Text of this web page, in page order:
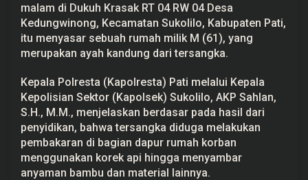
i
S
u
k
o
l
D
i
t
a
h
a
n
d
malam di Dukuh Krasak RT 04 RW 04 Desa
Kedungwinong, Kecamatan Sukolilo, Kabupaten Pati,
itu menyasar sebuah rumah milik M (61), yang
merupakan ayah kandung dari tersangka.
Kepala Polresta (Kapolresta) Pati melalui Kepala
Kepolisian Sektor (Kapolsek) Sukolilo, AKP Sahlan,
S.H., M.M., menjelaskan berdasar pada hasil dari
penyidikan, bahwa tersangka diduga melakukan
pembakaran di bagian dapur rumah korban
menggunakan korek api hingga menyambar
anyaman bambu dan material lainnya.